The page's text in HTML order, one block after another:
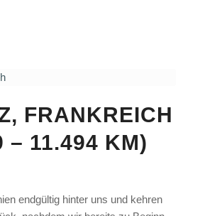
FRANKREICH
– 11.494 KM)
endgültig hinter uns und kehren